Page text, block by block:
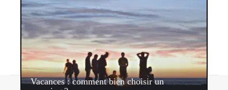
Vacances : comment bien choisir un